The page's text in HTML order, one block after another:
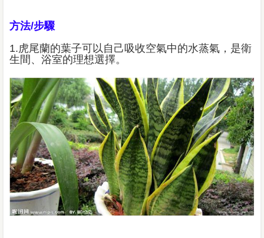
方法/步驟
1.虎尾蘭的葉子可以自己吸收空氣中的水蒸氣，是衛
生間、浴室的理想選擇。